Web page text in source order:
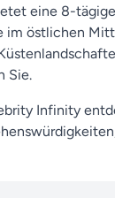
eine 8-tägige
im östlichen
Sie.
Infinity
exklusive